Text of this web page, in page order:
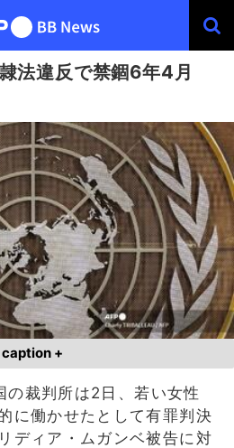
法違反で禁錮6年4月
caption +
の裁判所は2日、若い女性
に働かせたとして有罪判決
ディア・ムガンベ被告に対